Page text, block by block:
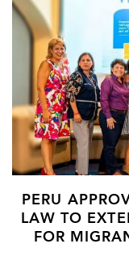
PERU
LAW TO
FOR